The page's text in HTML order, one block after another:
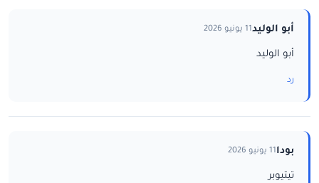
أبو الوليد11 يونيو 2026
أبو الوليد
رد
بودا11 يونيو 2026
تيتيوبر